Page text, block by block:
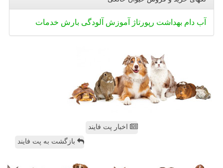
آب دام بهداشت رپورتاژ آموزش آلودگی بارش خدمات
اخبار پت فایند
بازگشت به پت فایند